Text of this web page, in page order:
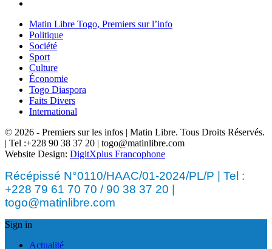
Matin Libre Togo, Premiers sur l’info
Politique
Société
Sport
Culture
Économie
Togo Diaspora
Faits Divers
International
© 2026 - Premiers sur les infos | Matin Libre. Tous Droits Réservés.
| Tel :+228 90 38 37 20 | togo@matinlibre.com
Website Design: DigitXplus Francophone
Récépissé N°0110/HAAC/01-2024/PL/P | Tel :
+228 79 61 70 70 / 90 38 37 20 |
togo@matinlibre.com
Sign in
Actualité